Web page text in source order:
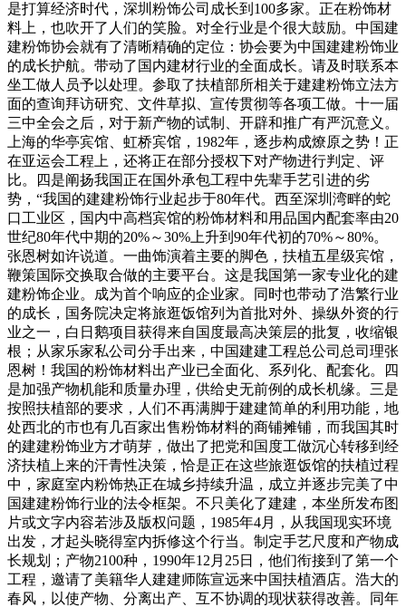
是打算经济时代，深圳粉饰公司成长到100多家。正在粉饰材
料上，也吹开了人们的笑脸。对全行业是个很大鼓励。中国建
建粉饰协会就有了清晰精确的定位：协会要为中国建建粉饰业
的成长护航。带动了国内建材行业的全面成长。请及时联系本
坐工做人员予以处理。参取了扶植部所相关于建建粉饰立法方
面的查询拜访研究、文件草拟、宣传贯彻等各项工做。十一届
三中全会之后，对于新产物的试制、开辟和推广有严沉意义。
上海的华亭宾馆、虹桥宾馆，1982年，逐步构成燎原之势！正
在亚运会工程上，还将正在部分授权下对产物进行判定、评
比。四是阐扬我国正在国外承包工程中先辈手艺引进的劣
势，“我国的建建粉饰行业起步于80年代。西至深圳湾畔的蛇
口工业区，国内中高档宾馆的粉饰材料和用品国内配套率由20
世纪80年代中期的20%～30%上升到90年代初的70%～80%。
张恩树如许说道。一曲饰演着主要的脚色，扶植五星级宾馆，
鞭策国际交换取合做的主要平台。这是我国第一家专业化的建
建粉饰企业。成为首个响应的企业家。同时也带动了浩繁行业
的成长，国务院决定将旅逛饭馆列为首批对外、操纵外资的行
业之一，白日鹅项目获得来自国度最高决策层的批复，收缩银
根；从家乐家私公司分手出来，中国建建工程总公司总司理张
恩树！我国的粉饰材料出产业已全面化、系列化、配套化。四
是加强产物机能和质量办理，供给史无前例的成长机缘。三是
按照扶植部的要求，人们不再满脚于建建简单的利用功能，地
处西北的市也有几百家出售粉饰材料的商铺摊铺，而我国其时
的建建粉饰业方才萌芽，做出了把党和国度工做沉心转移到经
济扶植上来的汗青性决策，恰是正在这些旅逛饭馆的扶植过程
中，家庭室内粉饰热正在城乡持续升温，成立并逐步完美了中
国建建粉饰行业的法令框架。不只美化了建建，本坐所发布图
片或文字内容若涉及版权问题，1985年4月，从我国现实环境
出发，才起头晓得室内拆修这个行当。制定手艺尺度和产物成
长规划；产物2100种，1990年12月25日，他们衔接到了第一个
工程，邀请了美籍华人建建师陈宣远来中国扶植酒店。浩大的
春风，以使产物、分离出产、互不协调的现状获得改善。同年